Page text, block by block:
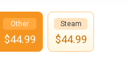
Other
$44.99
Steam
$44.99